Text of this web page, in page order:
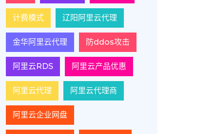
计费模式 辽阳阿里云代理
金华阿里云代理 防ddos攻击
阿里云RDS 阿里云产品优惠
阿里云代理 阿里云代理商
阿里云企业网盘